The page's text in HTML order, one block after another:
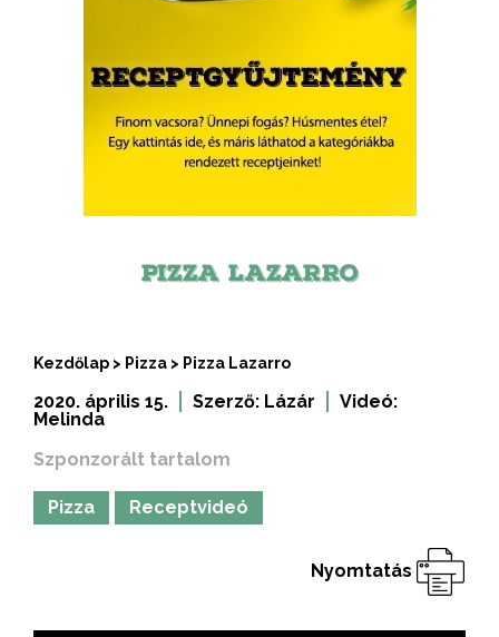
PIZZA LAZARRO
Kezdőlap > Pizza > Pizza Lazarro
2020. április 15. Szerző: Lázár
Videó:
Melinda
Szponzorált tartalom
Pizza Receptvideó
Nyomtatás